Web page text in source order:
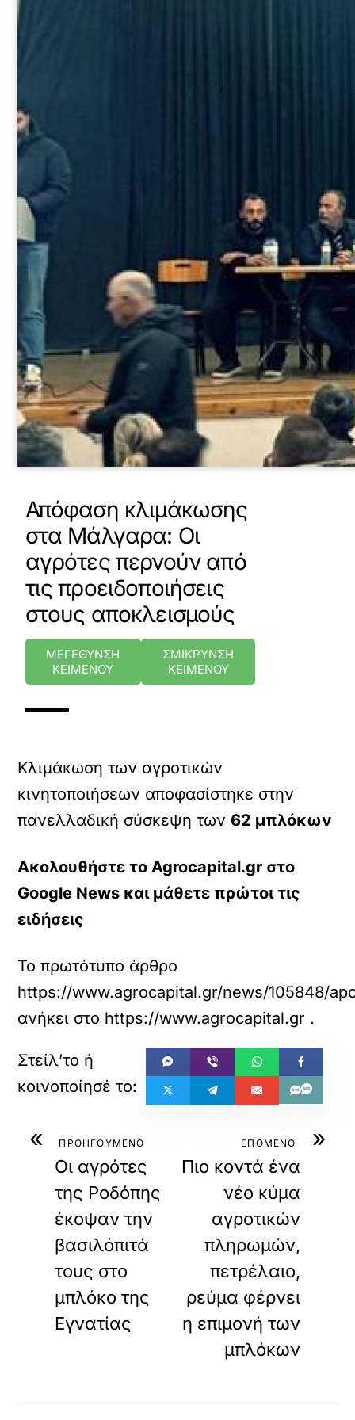
Απόφαση κλιμάκωσης
στα Μάλγαρα: Οι
αγρότες περνούν από
τις προειδοποιήσεις
στους αποκλεισμούς
ΜΕΓΕΘΥΝΣΗ
ΚΕΙΜΕΝΟΥ
ΣΜΙΚΡΥΝΣΗ
ΚΕΙΜΕΝΟΥ
Κλιμάκωση των αγροτικών
κινητοποιήσεων αποφασίστηκε στην
πανελλαδική σύσκεψη των 62 μπλόκων
Ακολουθήστε το Agrocapital.gr στο
Google News και μάθετε πρώτοι τις
ειδήσεις
Το πρωτότυπο άρθρο
https://www.agrocapital.gr/news/105848/
ανήκει στο https://www.agrocapital.gr .
« ΠΡΟΗΓΟΥΜΕΝΟ
Οι αγρότες
της Ροδόπης
έκοψαν την
βασιλόπιτά
τους στο
μπλόκο της
Εγνατίας
»
ΕΠΟΜΕΝΟ
Πιο κοντά ένα
νέο κύμα
αγροτικών
πληρωμών,
πετρέλαιο,
ρεύμα φέρνει
η επιμονή των
μπλόκων